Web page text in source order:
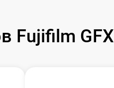
3500 р
Fujifilm GFX